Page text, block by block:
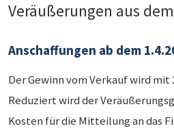
Veräußerungen aus
Anschaffungen ab dem
Der Gewinn vom Verkauf wird mit
Reduziert wird der
Kosten für die Mitteilung an das